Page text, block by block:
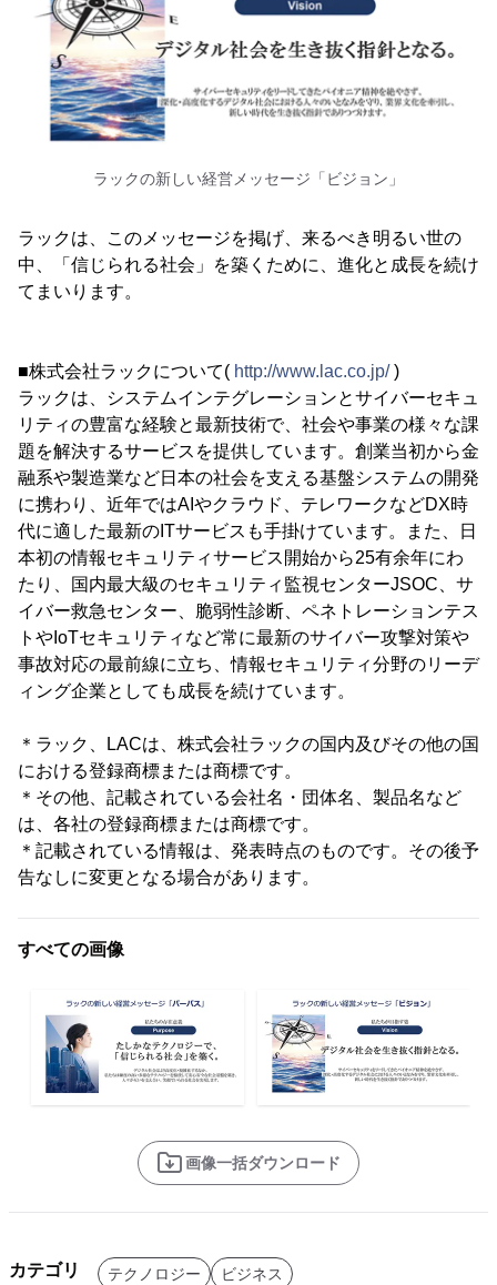
ラックの新しい経営メッセージ「ビジョン」
ラックは、このメッセージを掲げ、来るべき明るい世の
中、「信じられる社会」を築くために、進化と成長を続け
てまいります。
■株式会社ラックについて( http://www.lac.co.jp/)
ラックは、システムインテグレーションとサイバーセキュ
リティの豊富な経験と最新技術で、社会や事業の様々な課
題を解決するサービスを提供しています。創業当初から金
融系や製造業など日本の社会を支える基盤システムの開発
に携わり、近年ではAIやクラウド、テレワークなどDX時
代に適した最新のITサービスも手掛けています。また、日
本初の情報セキュリティサービス開始から25有余年にわ
たり、国内最大級のセキュリティ監視センターJSOC、サ
イバー救急センター、脆弱性診断、ペネトレーションテス
トやIoTセキュリティなど常に最新のサイバー攻撃対策や
事故対応の最前線に立ち、情報セキュリティ分野のリーデ
ィング企業としても成長を続けています。
＊ラック、LACは、株式会社ラックの国内及びその他の国
における登録商標または商標です。
＊その他、記載されている会社名・団体名、製品名など
は、各社の登録商標または商標です。
＊記載されている情報は、発表時点のものです。その後予
告なしに変更となる場合があります。
すべての画像
画像一括ダウンロード
カテゴリ テクノロジー ビジネス